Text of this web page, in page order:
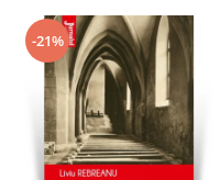
-21%